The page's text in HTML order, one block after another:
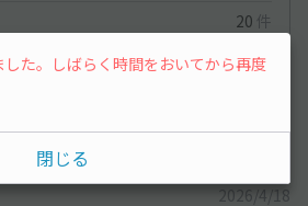
20 件
358件
389件
2026/4/18
た。しばらく時間をおいてから再度
閉じる